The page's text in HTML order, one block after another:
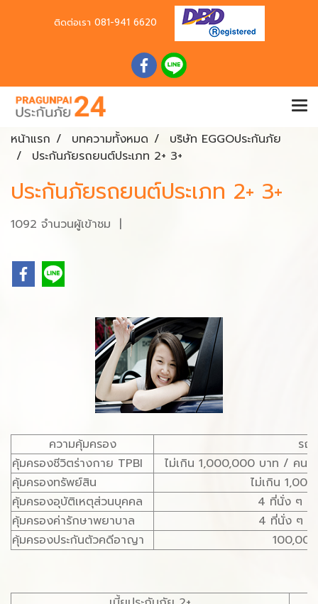
ติดต่อเรา 081-941 6620
หน้าแรก บทความทั้งหมด
บริษัท EGGOประกันภัย
ประกันภัยรถยนต์ประเภท 2+ 3+
ประกันภัยรถยนต์ประเภท 2+ 3+
1092 จำนวนผู้เข้าชม |
ความคุ้มครอง
รถ
คุ้มครองชีวิตร่างกาย TPBI
ไม่เกิน 1,000,000 บาท / ค
คุ้มครองทรัพย์สิน
ไม่เกิน
คุ้มครองอุบัติเหตุส่วนบุคคล
4 ที่นั่ง ๆ ล
คุ้มครองค่ารักษาพยาบาล
4 ที่นั่ง ๆ ล
คุ้มครองประกันตัวคดีอาญา